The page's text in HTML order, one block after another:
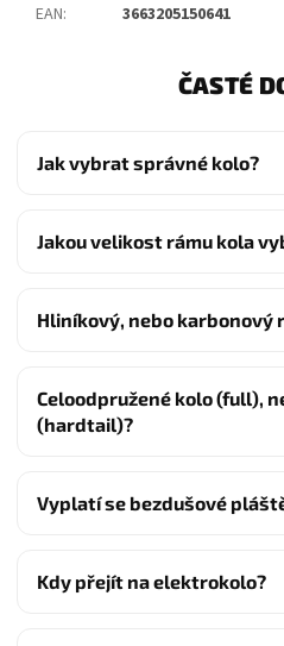
EAN: 3663205150641
ČASTÉ
Jak vybrat správné kolo?
Jakou velikost rámu kola
Hliníkový, nebo karbonový
Celoodpružené kolo (full),
(hardtail)?
Vyplatí se bezdušové
Kdy přejít na elektrokolo?